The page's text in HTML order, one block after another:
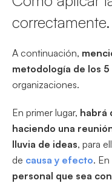
correctamente.
A continuación,
metodología de los
organizaciones.
En primer lugar, habrá
haciendo una
lluvia de ideas, para
de causa y efecto.
personal que sea